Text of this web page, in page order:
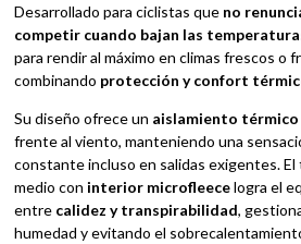
Desarrollado para ciclistas que no
competir cuando bajan las
para rendir al máximo en climas frescos o
combinando protección y confort
Su diseño ofrece un aislamiento térmico
frente al viento, manteniendo una
constante incluso en salidas exigentes.
medio con interior microfleecelogra el
entre calidez y transpirabilidad,
humedad y evitando el